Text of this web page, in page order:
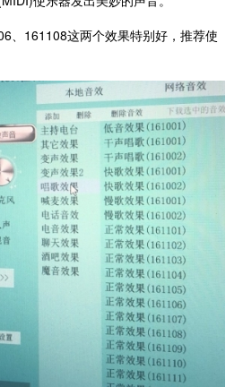
161108这两个效果特别好，推荐使